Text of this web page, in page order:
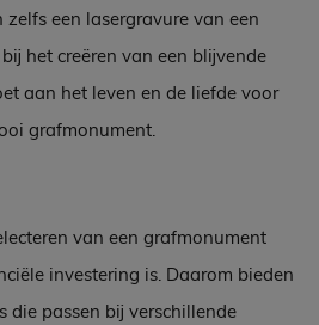
een lasergravure van een
het creëren van een blijvende
aan het leven en de liefde voor
grafmonument.
van een grafmonument
investering is. Daarom bieden
die passen bij verschillende